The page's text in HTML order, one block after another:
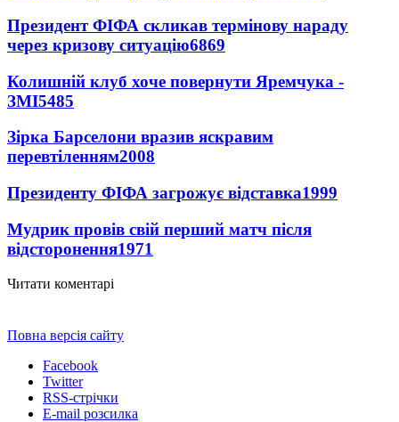
Президент ФІФА скликав термінову нараду
через кризову ситуацію6869
Колишній клуб хоче повернути Яремчука -
ЗМІ5485
Зірка Барселони вразив яскравим
перевтіленням2008
Президенту ФІФА загрожує відставка1999
Мудрик провів свій перший матч після
відсторонення1971
Читати коментарі
Повна версія сайту
Facebook
Twitter
RSS-стрічки
E-mail розсилка